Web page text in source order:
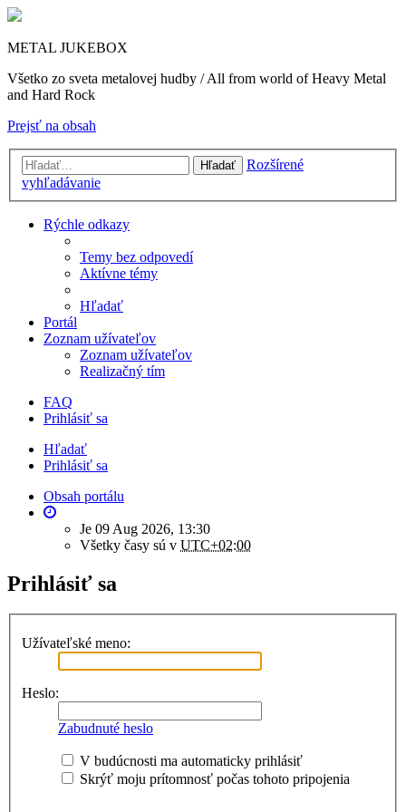
METAL JUKEBOX
Všetko zo sveta metalovej hudby / All from world of Heavy Metal
and Hard Rock
Prejsť na obsah
Hľadať
Rozšírené
vyhľadávanie
Rýchle odkazy
Temy bez odpovedí
Aktívne témy
Hľadať
Portál
Zoznam užívateľov
Zoznam užívateľov
Realizačný tím
FAQ
Prihlásiť sa
Hľadať
Prihlásiť sa
Obsah portálu
Je 09 Aug 2026, 13:30
Všetky časy sú v UTC+02:00
Prihlásiť sa
Užívateľské meno:
Heslo:
Zabudnuté heslo
V budúcnosti ma automaticky prihlásiť
Skrýť moju prítomnosť počas tohoto pripojenia